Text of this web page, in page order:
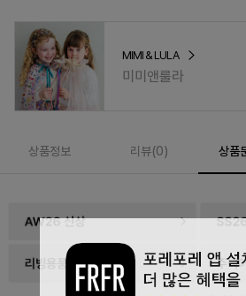
MIMI & LULA
미미앤룰라
상품정보 리뷰(0) 상품